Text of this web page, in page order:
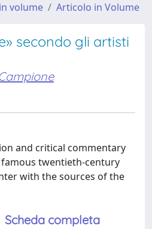
volume
Articolo in Volume
secondo gli artisti
and critical commentary
twentieth-century
with the sources of the
Scheda completa